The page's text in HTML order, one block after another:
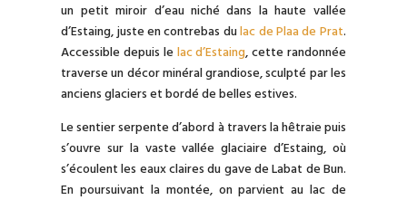
un petit miroir d’eau niché dans la haute vallée
d’Estaing, juste en contrebas dulac de Plaa de Prat.
Accessible depuis le lac d’Estaing, cette randonnée
traverse un décor minéral grandiose, sculpté par les
anciens glaciers et bordé de belles estives.
Le sentier serpente d’abord à travers la hêtraie puis
s’ouvre sur la vaste vallée glaciaire d’Estaing, où
s’écoulent les eaux claires du gave de Labat de Bun.
En poursuivant la montée, on parvient au lac de